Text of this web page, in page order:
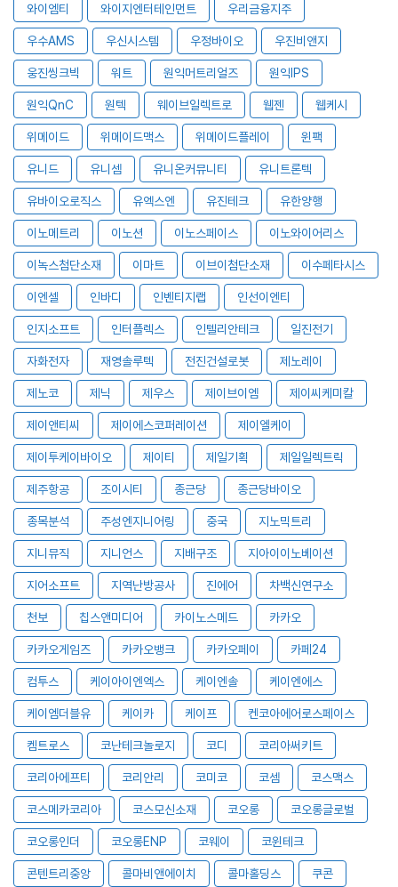
와이엠티 와이지엔터테인먼트 우리금융지주
우수AMS 우신시스템 우정바이오 우진비앤지
웅진씽크빅 워트 원익머트리얼즈 원익IPS
원익QnC 원텍 웨이브일렉트로 웹젠 웹케시
위메이드 위메이드맥스 위메이드플레이 윈팩
유니드 유니셈 유니온커뮤니티 유니트론텍
유바이오로직스 유엑스엔 유진테크 유한양행
이노메트리 이노션 이노스페이스 이노와이어리스
이녹스첨단소재 이마트 이브이첨단소재 이수페타시스
이엔셀 인바디 인벤티지랩 인선이엔티
인지소프트 인터플렉스 인텔리안테크 일진전기
자화전자 재영솔루텍 전진건설로봇 제노레이
제노코 제닉 제우스 제이브이엠 제이씨케미칼
제이앤티씨 제이에스코퍼레이션 제이엘케이
제이투케이바이오 제이티 제일기획 제일일렉트릭
제주항공 조이시티 종근당 종근당바이오
종목분석 주성엔지니어링 중국 지노믹트리
지니뮤직 지니언스 지배구조 지아이이노베이션
지어소프트 지역난방공사 진에어 차백신연구소
천보 칩스앤미디어 카이노스메드 카카오
카카오게임즈 카카오뱅크 카카오페이 카페24
컴투스 케이아이엔엑스 케이엔솔 케이엔에스
케이엠더블유 케이카 케이프 켄코아에어로스페이스
켐트로스 코난테크놀로지 코디 코리아써키트
코리아에프티 코리안리 코미코 코셈 코스맥스
코스메카코리아 코스모신소재 코오롱 코오롱글로벌
코오롱인더 코오롱ENP 코웨이 코윈테크
콘텐트리중앙 콜마비앤에이치 콜마홀딩스 쿠콘